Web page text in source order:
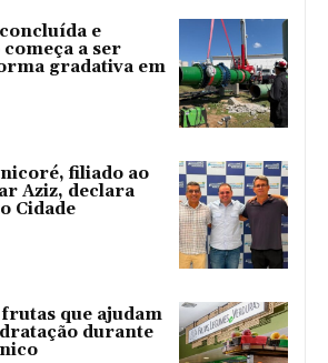
e
a ser
gradativa em
filiado ao
Aziz, declara
Cidade
que ajudam
durante